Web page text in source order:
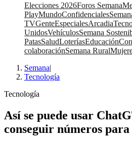
Elecciones 2026Foros Semana
PlayMundoConfidenciales
TVGenteEspecialesArcadia
UnidosVehículosSemana
PatasSaludLoteríasEducación
colaboraciónSemana Rural
Semana|
Tecnología
Tecnología
Así se puede usar
conseguir números